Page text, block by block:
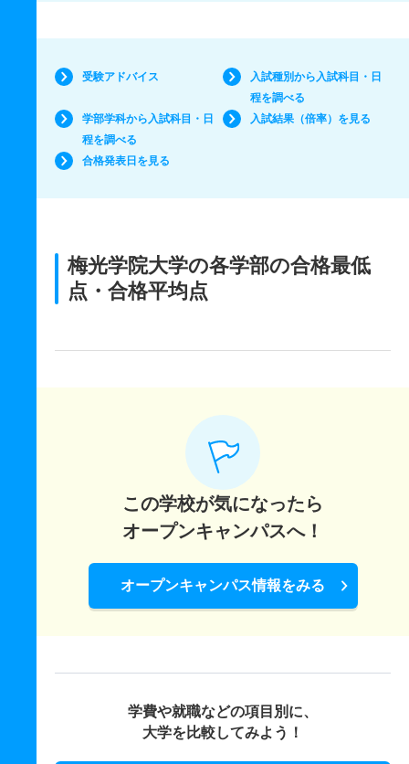
受験アドバイス
入試種別から入試科目・日
程を調べる
学部学科から入試科目・日
程を調べる
入試結果（倍率）を見る
合格発表日を見る
梅光学院大学の各学部の合格最低
点・合格平均点
この学校が気になったら
オープンキャンパスへ！
オープンキャンパス情報をみる
学費や就職などの項目別に、
大学を比較してみよう！